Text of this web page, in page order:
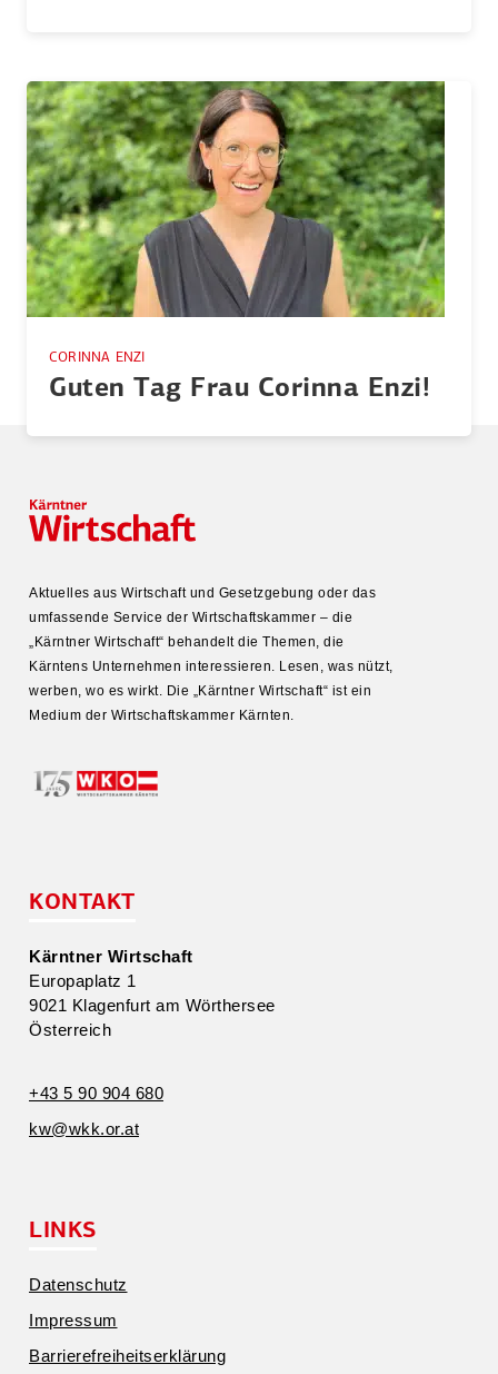
CORINNA ENZI
Guten Tag Frau Corinna Enzi!
Aktuelles aus Wirtschaft und Gesetz­gebung oder das
umfas­sende Service der Wirtschafts­kammer – die
„Kärntner Wirtschaft“ behandelt die Themen, die
Kärntens Unter­nehmen inter­es­sieren. Lesen, was nützt,
werben, wo es wirkt. Die „Kärntner Wirtschaft“ ist ein
Medium der Wirtschafts­kammer Kärnten.
KONTAKT
Kärntner Wirtschaft
Europa­platz 1
9021 Klagenfurt am Wörthersee
Öster­reich
+43 5 90 904 680
kw@​wkk.​or.​at
LINKS
Daten­schutz
Impressum
Barrie­re­frei­heits­er­klärung